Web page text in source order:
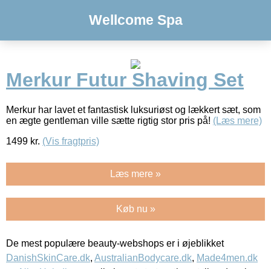
Wellcome Spa
Merkur Futur Shaving Set
Merkur har lavet et fantastisk luksuriøst og lækkert sæt, som
en ægte gentleman ville sætte rigtig stor pris på! (Læs mere)
1499 kr. (Vis fragtpris)
Læs mere »
Køb nu »
De mest populære beauty-webshops er i øjeblikket
DanishSkinCare.dk, AustralianBodycare.dk, Made4men.dk